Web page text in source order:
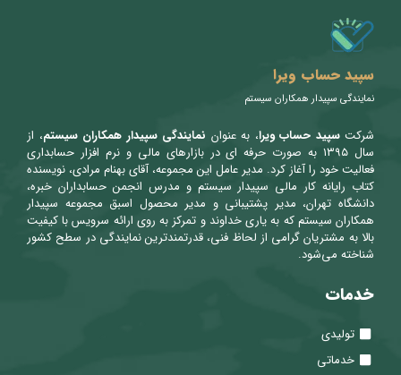
سپید حساب ویرا
نمایندگی سپیدار همکاران سیستم
شرکتسپید حساب ویرا، به عنوان نمایندگی سپیدار همکاران سیستم، از
سال ۱۳۹۵ به صورت حرفه ای در بازارهای مالی و نرم افزار حسابداری
فعالیت خود را آغاز کرد. مدیر عامل این مجموعه، آقای بهنام مرادی، نویسنده
کتاب رایانه کار مالی سپیدار سیستم و مدرس انجمن حسابداران خبره،
دانشگاه تهران، مدیر پشتیبانی و مدیر محصول اسبق مجموعه سپیدار
همکاران سیستم که به یاری خداوند و تمرکز به روی ارائه سرویس با کیفیت
بالا به مشتریان گرامی از لحاظ فنی، قدرتمندترین نمایندگی در سطح کشور
شناخته می‌شود.
خدمات
تولیدی
خدماتی